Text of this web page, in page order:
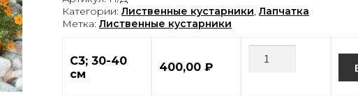
Категории:Лиственные кустарники,Лапчатка
Метка:Лиственные кустарники
С3; 30-40
см
400,00₽